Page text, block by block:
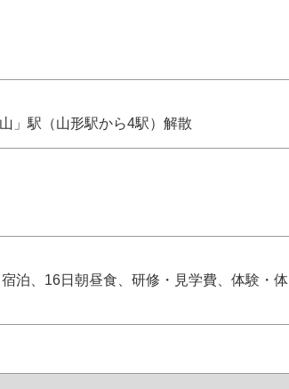
駅（山形駅から4駅）解散
泊、16日朝昼食、研修・見学費、体験・体